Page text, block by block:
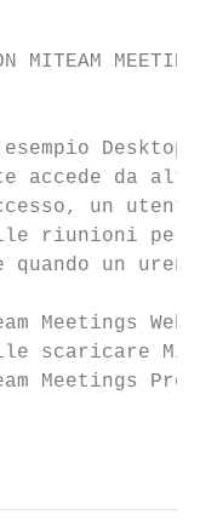
MITEAM MEETINGS
Desktop,
accede da
un
riunioni per le
quando un
Meetings
scaricare
Meetings